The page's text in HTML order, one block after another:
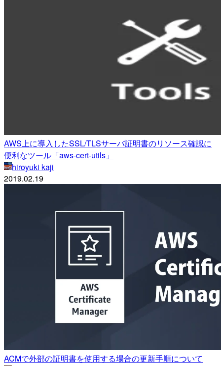
AWS上に導入したSSL/TLSサーバ証明書のリソース確認に
便利なツール「aws-cert-utils」
hiroyuki kaji
2019.02.19
ACMで外部の証明書を使用する場合の更新手順について